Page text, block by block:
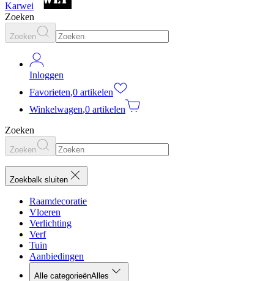
Karwei
Zoeken
Zoeken
Inloggen
Favorieten,0 artikelen
Winkelwagen,0 artikelen
Zoeken
Zoeken
Zoekbalk sluiten
Raamdecoratie
Vloeren
Verlichting
Verf
Tuin
Aanbiedingen
Alle categorieënAlles